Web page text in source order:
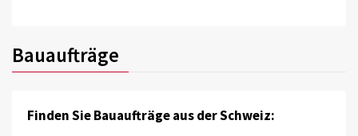
Bauaufträge
Finden Sie Bauaufträge aus der Schweiz: